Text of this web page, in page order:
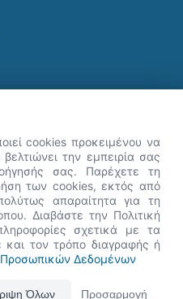
νεότερες εκδόσεις, Google Chrome, Mozilla Firefox,
Είμαι η Νόησις.
μπορώ να σε βοηθήσω
cookies προκειμένου να
την εμπειρία σας
σας. Παρέχετε τη
των cookies, εκτός από
απαραίτητα για τη
Διαβάστε την Πολιτική
σχετικά με τα
και τον τρόπο διαγραφής ή
Προσωπικών Δεδομένων
Όλων Προσαρμογή